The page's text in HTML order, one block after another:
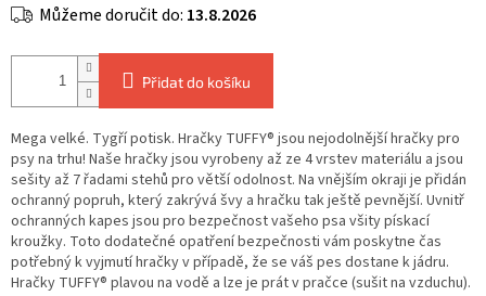
Můžeme doručit do: 13.8.2026
Přidat do košíku
Mega velké. Tygří potisk. Hračky TUFFY® jsou nejodolnější hračky pro
psy na trhu! Naše hračky jsou vyrobeny až ze 4 vrstev materiálu a jsou
sešity až 7 řadami stehů pro větší odolnost. Na vnějším okraji je přidán
ochranný popruh, který zakrývá švy a hračku tak ještě pevnější. Uvnitř
ochranných kapes jsou pro bezpečnost vašeho psa všity pískací
kroužky. Toto dodatečné opatření bezpečnosti vám poskytne čas
potřebný k vyjmutí hračky v případě, že se váš pes dostane k jádru.
Hračky TUFFY® plavou na vodě a lze je prát v pračce (sušit na vzduchu).